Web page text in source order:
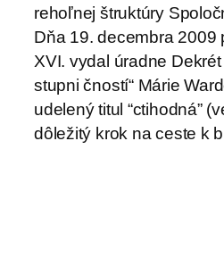
rehoľnej štruktúry
Dňa 19. decembra 2009
XVI. vydal úradne Dekrét
stupni čností“ Márie
udelený titul “ctihodná”
dôležitý krok na ceste k